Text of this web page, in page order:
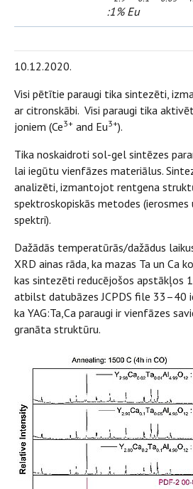
:1% Eu
10.12.2020.
Visi pētītie paraugi tika sintezēti,
ar citronskābi. Visi paraugi tika
joniem (Ce3+ and Eu3+).
Tika noskaidroti sol-gel sintēzes
lai iegūtu vienfāzes materiālus.
analizēti, izmantojot rentgena
spektroskopiskās metodes (ierosmes
spektri).
Dažādās temperatūrās/dažādus
XRD ainas rāda, ka mazas Ta un Ca
kas sintezēti reducējošos apstākļos
atbilst datubāzes JCPDS file 33–40
ka YAG:Ta,Ca paraugi ir vienfāzes
granāta struktūru.